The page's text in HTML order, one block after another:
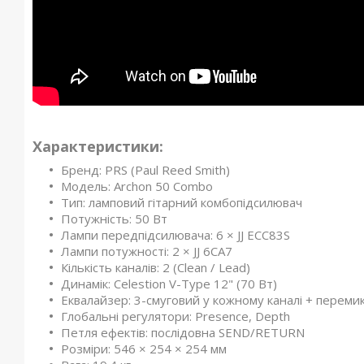
Характеристики:
Бренд: PRS (Paul Reed Smith)
Модель: Archon 50 Combo
Тип: ламповий гітарний комбопідсилювач
Потужність: 50 Вт
Лампи передпідсилювача: 6 × JJ ECC83S
Лампи потужності: 2 × JJ 6CA7
Кількість каналів: 2 (Clean / Lead)
Динамік: Celestion V-Type 12" (70 Вт)
Еквалайзер: 3-смуговий у кожному каналі +
Глобальні регулятори: Presence, Depth
Петля ефектів: послідовна SEND/RETURN
Розміри: 546 × 254 × 254 мм